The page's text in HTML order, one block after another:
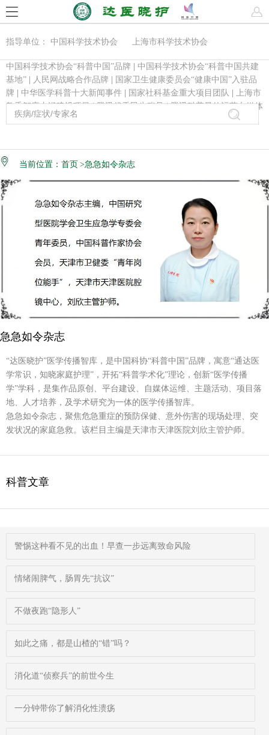
指导单位： 中国科学技术协会 上海市科学技术协会
中国科学技术协会“科普中国”品牌
中国科学技术协会“科普中国共建
基地”
人民网战略合作品牌
国家卫生健康委员会“健康中国”入驻品
牌
中华医学科普十大新闻事件 国家社科基金重大项目团队
上海市
教委智库内涵建设项目|腾讯优秀民生账号|腾讯科普最佳运营自媒体
当前位置： 首页 >急急如令杂志
急急如令杂志
“达医晓护”医学传播智库，是中国科协“科普中国”品牌，寓意“通达医
学常识，知晓家庭护理”，开拓“科普学术化”理论，创新“医学传播
学”学科，是集作品原创、平台建设、自媒体运维、主题活动、项目落
地、人才培养，及学术研究为一体的医学传播智库。
急急如令杂志，聚焦危急重症的预防保健、意外伤害的现场处理、突
发状况的家庭急救。该栏目主编是天津市天津医院刘欣主管护师。
科普文章
警惕这种看不见的出血！早查一步远离致命风险
情绪闹脾气，肠胃先“抗议”
不做夜跑“隐形人”
如此之痛，都是山楂的“错”吗？
消化道“侦察兵”的前世今生
一分钟带你了解消化性溃疡